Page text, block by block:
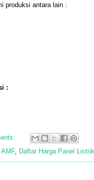
produksi antara lain :
:
, Daftar Harga Panel Listrik